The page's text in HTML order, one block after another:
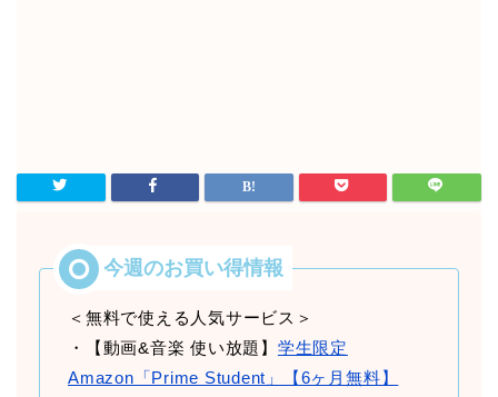
＜無料で使える人気サービス＞
・【動画&音楽 使い放題】 学生限定
Amazon「Prime Student」【6ヶ月無料】